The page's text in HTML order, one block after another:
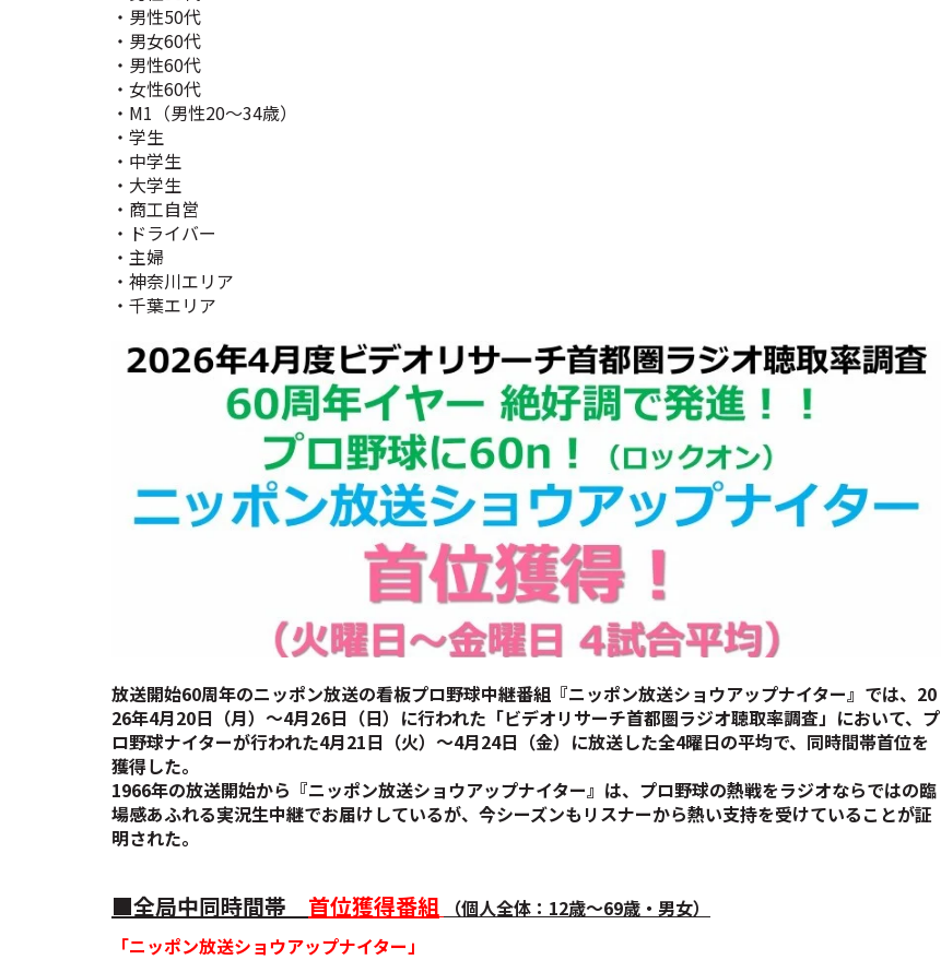
・男性50代
・男女60代
・男性60代
・女性60代
・M1（男性20～34歳）
・学生
・中学生
・大学生
・商工自営
・ドライバー
・主婦
・神奈川エリア
・千葉エリア
放送開始60周年のニッポン放送の看板プロ野球中継番組『ニッポン放送ショウアップナイター』では、20
26年4月20日（月）～4月26日（日）に行われた「ビデオリサーチ首都圏ラジオ聴取率調査」において、プ
ロ野球ナイターが行われた4月21日（火）～4月24日（金）に放送した全4曜日の平均で、同時間帯首位を
獲得した。
1966年の放送開始から『ニッポン放送ショウアップナイター』は、プロ野球の熱戦をラジオならではの臨
場感あふれる実況生中継でお届けしているが、今シーズンもリスナーから熱い支持を受けていることが証
明された。
■全局中同時間帯 首位獲得番組
（個人全体：12歳～69歳・男女）
「ニッポン放送ショウアップナイター」